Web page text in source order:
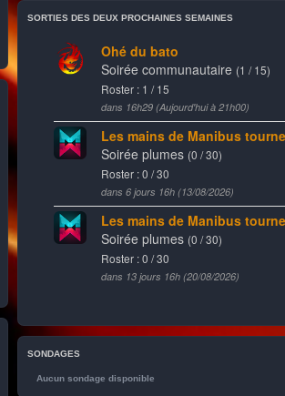
SORTIES DES DEUX PROCHAINES SEMAINES
SONDAGES
Aucun sondage disponible